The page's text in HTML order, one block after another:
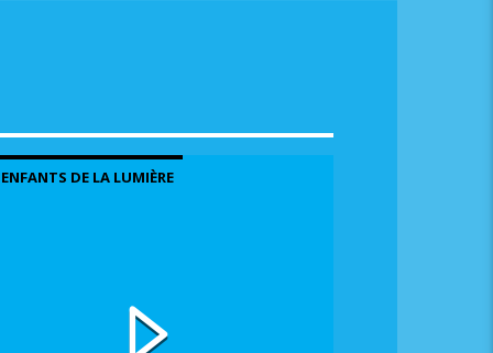
ENFANTS DE LA LUMIÈRE